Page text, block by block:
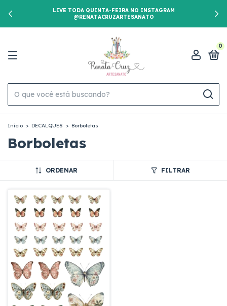
LIVE TODA QUINTA-FEIRA NO INSTAGRAM
@RENATACRUZARTESANATO
0
Início > DECALQUES > Borboletas
Borboletas
ORDENAR FILTRAR